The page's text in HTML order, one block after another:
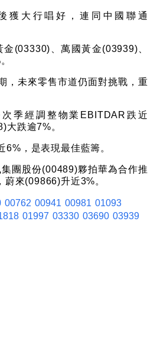
獲大行唱好，連同中國聯通
(03330)、萬國黃金(03939)、
，未來零售市道仍面對挑戰，重
季經調整物業EBITDAR跌近
大跌逾7%。
，是表現最佳藍籌。
團股份(00489)夥拍華為合作推
來(09866)升近3%。
00762 00941 00981 01093
01997 03330 03690 03939